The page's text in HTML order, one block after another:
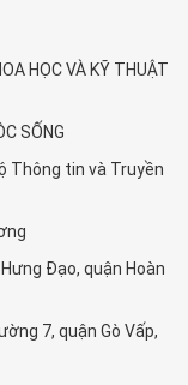
HỌC VÀ KỸ THUẬT
SỐNG
Thông tin và Truyền
Đạo, quận Hoàn
7, quận Gò Vấp,